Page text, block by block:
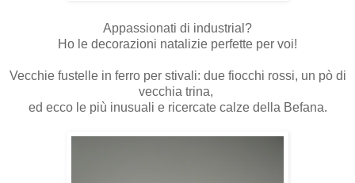
Appassionati di industrial?
Ho le decorazioni natalizie perfette per voi!
Vecchie fustelle in ferro per stivali: due fiocchi rossi, un pò di
vecchia trina,
ed ecco le più inusuali e ricercate calze della Befana.